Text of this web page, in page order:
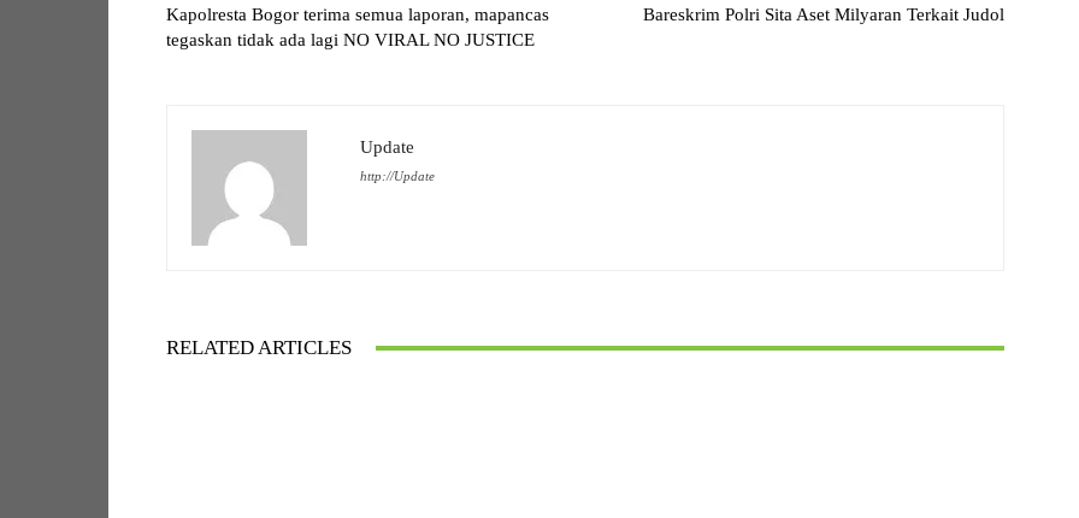
Kapolresta Bogor terima semua laporan, mapancas
tegaskan tidak ada lagi NO VIRAL NO JUSTICE
Bareskrim Polri Sita Aset Milyaran Terkait Judol
Update
http://Update
RELATED ARTICLES